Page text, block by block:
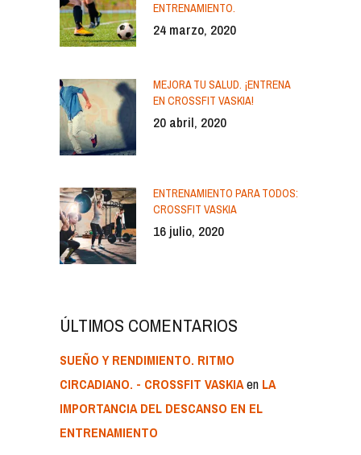
ENTRENAMIENTO.
24 marzo, 2020
MEJORA TU SALUD. ¡ENTRENA
EN CROSSFIT VASKIA!
20 abril, 2020
ENTRENAMIENTO PARA TODOS:
CROSSFIT VASKIA
16 julio, 2020
ÚLTIMOS COMENTARIOS
SUEÑO Y RENDIMIENTO. RITMO
CIRCADIANO. - CROSSFIT VASKIAen LA
IMPORTANCIA DEL DESCANSO EN EL
ENTRENAMIENTO